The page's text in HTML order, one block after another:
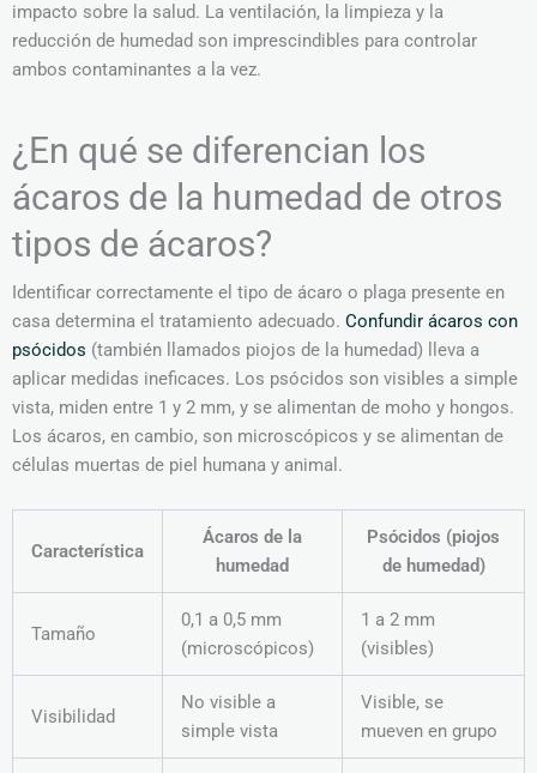
impacto sobre la salud. La ventilación, la limpieza y la
reducción de humedad son imprescindibles para controlar
ambos contaminantes a la vez.
¿En qué se diferencian los
ácaros de la humedad de otros
tipos de ácaros?
Identificar correctamente el tipo de ácaro o plaga presente en
casa determina el tratamiento adecuado. Confundir ácaros con
psócidos (también llamados piojos de la humedad) lleva a
aplicar medidas ineficaces. Los psócidos son visibles a simple
vista, miden entre 1 y 2 mm, y se alimentan de moho y hongos.
Los ácaros, en cambio, son microscópicos y se alimentan de
células muertas de piel humana y animal.
Característica
Ácaros de la
humedad
Psócidos (piojos
de humedad)
Tamaño
0,1 a 0,5 mm
(microscópicos)
1 a 2 mm
(visibles)
Visibilidad
No visible a
simple vista
Visible, se
mueven en grupo